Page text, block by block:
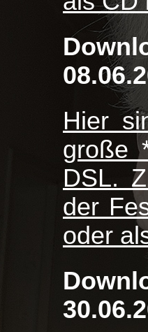
Hier
große
DSL.
der
oder